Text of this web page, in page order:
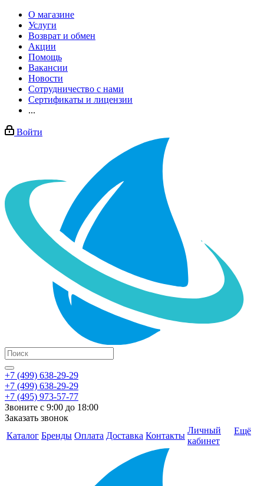
О магазине
Услуги
Возврат и обмен
Акции
Помощь
Вакансии
Новости
Сотрудничество с нами
Сертификаты и лицензии
...
Войти
+7 (499) 638-29-29
+7 (499) 638-29-29
+7 (495) 973-57-77
Звоните с 9:00 до 18:00
Заказать звонок
Каталог Бренды Оплата Доставка Контакты
Личный
кабинет
Ещё